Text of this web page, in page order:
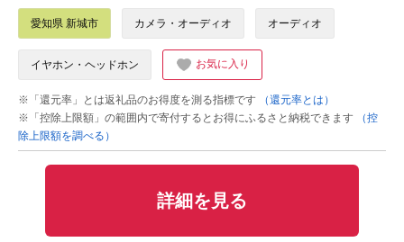
愛知県 新城市 カメラ・オーディオ オーディオ
イヤホン・ヘッドホン お気に入り
※「還元率」とは返礼品のお得度を測る指標です
（還元率とは）
※「控除上限額」の範囲内で寄付するとお得にふるさと納税できます
（控
除上限額を調べる）
詳細を見る